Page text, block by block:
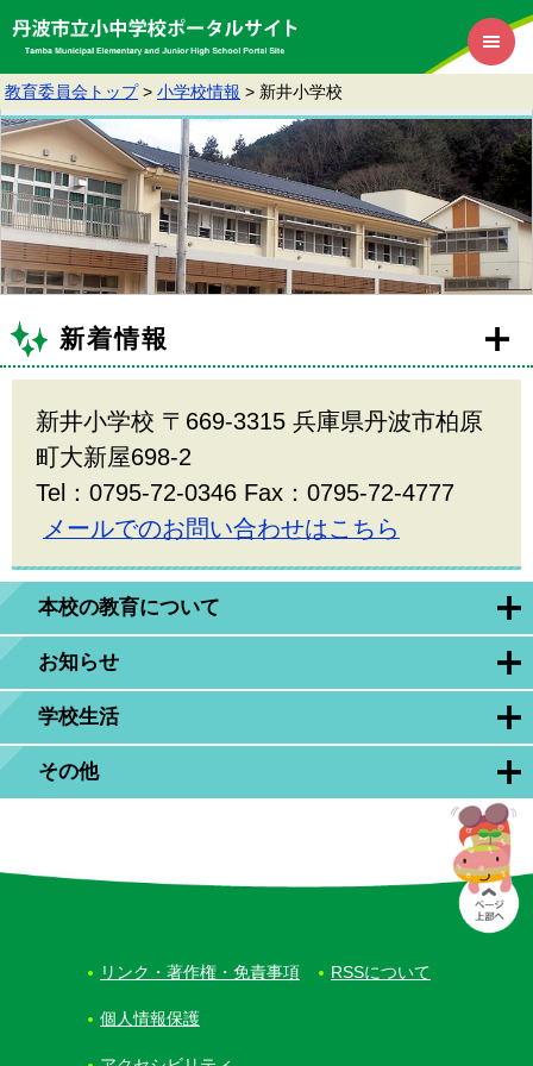
教育委員会トップ > 小学校情報 > 新井小学校
本校の教育について
お知らせ
学校生活
その他
新着情報
新井小学校 〒669-3315 兵庫県丹波市柏原
町大新屋698-2
Tel：0795-72-0346 Fax：0795-72-4777
メールでのお問い合わせはこちら
リンク・著作権・免責事項 RSSについて
個人情報保護